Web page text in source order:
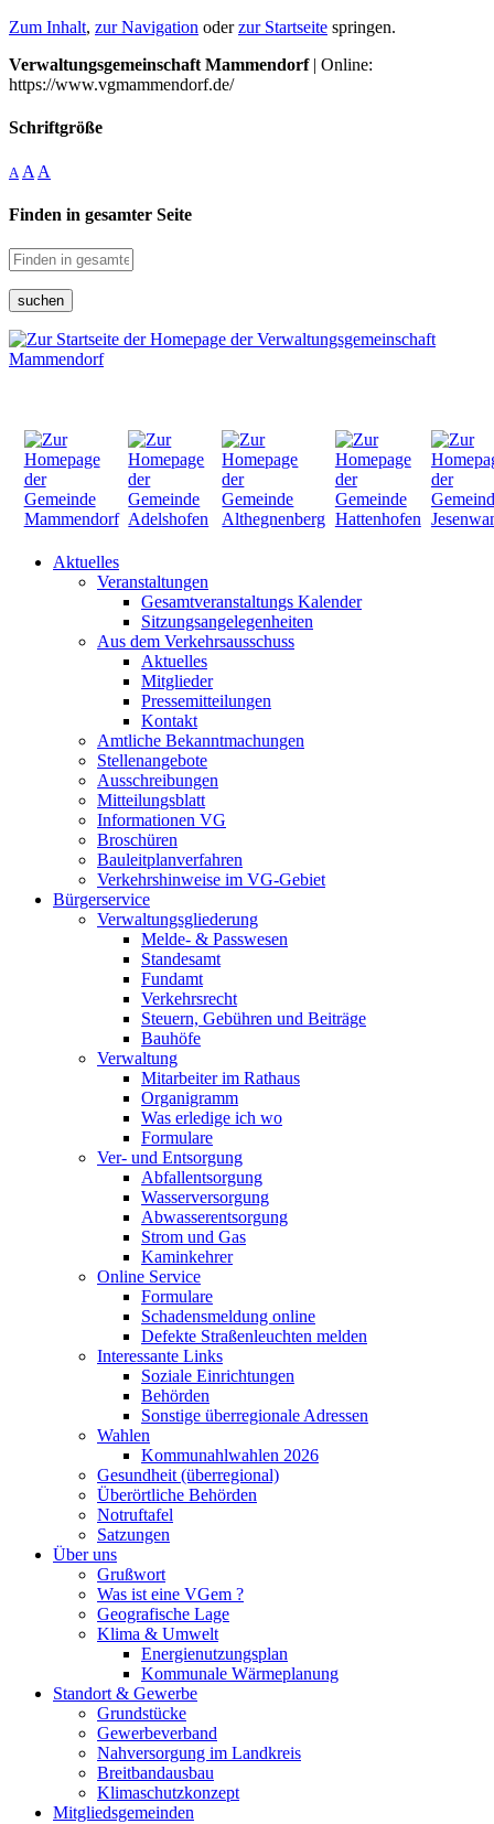
Zum Inhalt, zur Navigation oderzur Startseite springen.
Verwaltungsgemeinschaft Mammendorf| Online:
https://www.vgmammendorf.de/
Schriftgröße
A A A
Finden in gesamter Seite
suchen
Aktuelles
Veranstaltungen
Gesamtveranstaltungs Kalender
Sitzungsangelegenheiten
Aus dem Verkehrsausschuss
Aktuelles
Mitglieder
Pressemitteilungen
Kontakt
Amtliche Bekanntmachungen
Stellenangebote
Ausschreibungen
Mitteilungsblatt
Informationen VG
Broschüren
Bauleitplanverfahren
Verkehrshinweise im VG-Gebiet
Bürgerservice
Verwaltungsgliederung
Melde- & Passwesen
Standesamt
Fundamt
Verkehrsrecht
Steuern, Gebühren und Beiträge
Bauhöfe
Verwaltung
Mitarbeiter im Rathaus
Organigramm
Was erledige ich wo
Formulare
Ver- und Entsorgung
Abfallentsorgung
Wasserversorgung
Abwasserentsorgung
Strom und Gas
Kaminkehrer
Online Service
Formulare
Schadensmeldung online
Defekte Straßenleuchten melden
Interessante Links
Soziale Einrichtungen
Behörden
Sonstige überregionale Adressen
Wahlen
Kommunahlwahlen 2026
Gesundheit (überregional)
Überörtliche Behörden
Notruftafel
Satzungen
Über uns
Grußwort
Was ist eine VGem ?
Geografische Lage
Klima & Umwelt
Energienutzungsplan
Kommunale Wärmeplanung
Standort & Gewerbe
Grundstücke
Gewerbeverband
Nahversorgung im Landkreis
Breitbandausbau
Klimaschutzkonzept
Mitgliedsgemeinden